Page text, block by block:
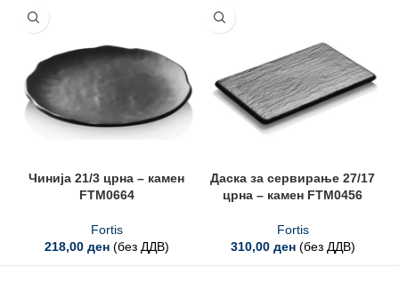
Чинија 21/3 црна – камен
FTM0664
Fortis
218,00 ден (без ДДВ)
Даска за сервирање 27/17
црна – камен FTM0456
Fortis
310,00 ден (без ДДВ)